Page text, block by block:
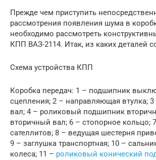
Прежде чем приступить
рассмотрения появления шума в
необходимо рассмотреть
КПП ВАЗ-2114. Итак, из каких деталей
Схема устройства КПП
Коробка передач: 1 – подшипник
сцепления; 2 – направляющая втулка;
вал; 4 – роликовый подшипник
вторичный вал; 6 – стопорное кольцо;
сателлитов; 8 – ведущая шестерня
9 – заглушка транспортная; 10 –
колеса; 11 – роликовый конический